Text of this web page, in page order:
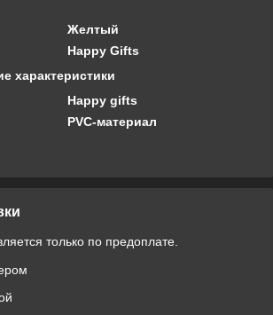
Желтый
Happy Gifts
характеристики
Happy gifts
PVC-материал
только по предоплате.